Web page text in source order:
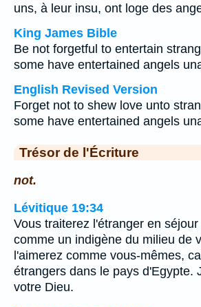
uns, à leur insu, ont loge des
King James Bible
Be not forgetful to entertain
some have entertained angels
English Revised Version
Forget not to shew love unto
some have entertained angels
Trésor de l'Écriture
not.
Lévitique 19:34
Vous traiterez l'étranger en
comme un indigène du milieu de
l'aimerez comme vous-mêmes,
étrangers dans le pays d'Egypte.
votre Dieu.